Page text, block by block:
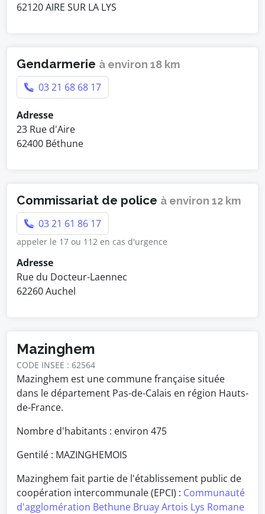
62120 AIRE SUR LA LYS
Gendarmerie à environ 18 km
03 21 68 68 17
Adresse
23 Rue d'Aire
62400 Béthune
Commissariat de police à environ 12 km
03 21 61 86 17
appeler le 17 ou 112 en cas d'urgence
Adresse
Rue du Docteur-Laennec
62260 Auchel
Mazinghem
CODE INSEE : 62564
Mazinghem est une commune française située
dans le département Pas-de-Calais en région Hauts-
de-France.
Nombre d'habitants : environ 475
Gentilé : MAZINGHEMOIS
Mazinghem fait partie de l'établissement public de
coopération intercommunale (EPCI) : Communauté
d'agglomération Bethune Bruay Artois Lys Romane